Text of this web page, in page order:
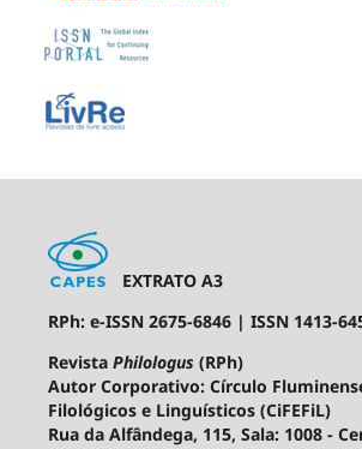
EXTRATO A3
RPh: e-ISSN 2675-6846 | ISSN 1413-
Revista Philologus (RPh)
Autor Corporativo: Círculo
Filológicos e Linguísticos (CiFEFiL)
Rua da Alfândega, 115, Sala: 1008 -